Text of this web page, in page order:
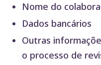
Nome do
Dados bancários
Outras
o processo de